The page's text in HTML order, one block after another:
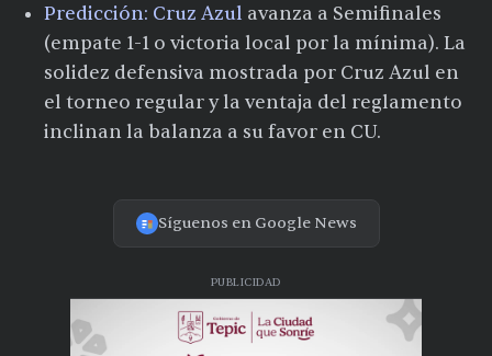
Predicción: Cruz Azul avanza a Semifinales
(empate 1-1 o victoria local por la mínima). La
solidez defensiva mostrada por Cruz Azul en
el torneo regular y la ventaja del reglamento
inclinan la balanza a su favor en CU.
Síguenos en Google News
PUBLICIDAD